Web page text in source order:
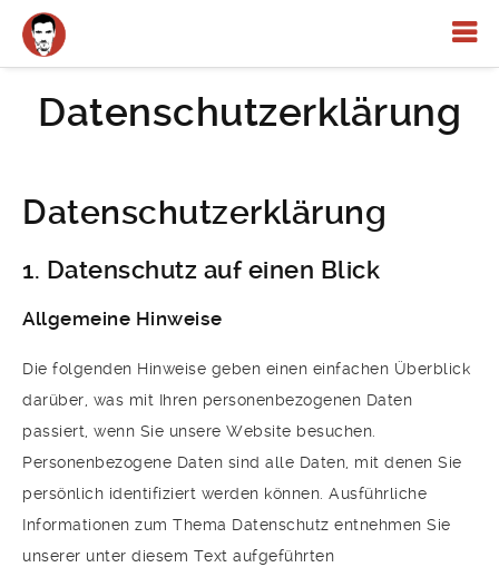
Datenschutzerklärung
Datenschutzerklärung
1. Datenschutz auf einen Blick
Allgemeine Hinweise
Die folgenden Hinweise geben einen einfachen Überblick
darüber, was mit Ihren personenbezogenen Daten
passiert, wenn Sie unsere Website besuchen.
Personenbezogene Daten sind alle Daten, mit denen Sie
persönlich identifiziert werden können. Ausführliche
Informationen zum Thema Datenschutz entnehmen Sie
unserer unter diesem Text aufgeführten